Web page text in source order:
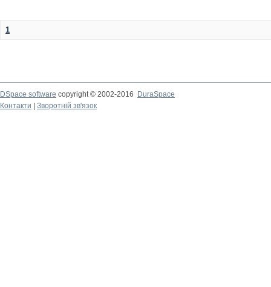
1
DSpace software copyright © 2002-2016
DuraSpace
Контакти
Зворотній зв'язок